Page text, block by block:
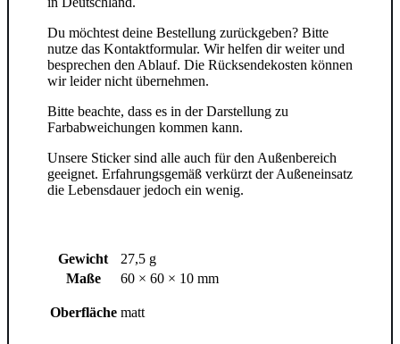
Du möchtest deine Bestellung zurückgeben? Bitte
nutze das Kontaktformular. Wir helfen dir weiter und
besprechen den Ablauf. Die Rücksendekosten können
wir leider nicht übernehmen.
Bitte beachte, dass es in der Darstellung zu
Farbabweichungen kommen kann.
Unsere Sticker sind alle auch für den Außenbereich
geeignet. Erfahrungsgemäß verkürzt der Außeneinsatz
die Lebensdauer jedoch ein wenig.
Gewicht
27,5 g
Maße
60 × 60 × 10 mm
Oberfläche matt